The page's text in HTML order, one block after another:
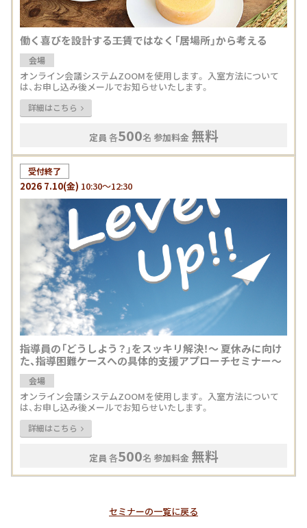
働く喜びを設計する――工賃ではなく「居場所」から考える
会場
オンライン会議システムZOOMを使用します。 入室方法について
は、お申し込み後メールでお知らせいたします。
詳細はこちら
定員 各500名 参加料金 無料
受付終了
2026 7.10(金) 10:30～12:30
指導員の「どうしよう？」をスッキリ解決！〜 夏休みに向け
た、指導困難ケースへの具体的支援アプローチセミナー〜
会場
オンライン会議システムZOOMを使用します。 入室方法について
は、お申し込み後メールでお知らせいたします。
詳細はこちら
定員 各500名 参加料金 無料
セミナーの一覧に戻る